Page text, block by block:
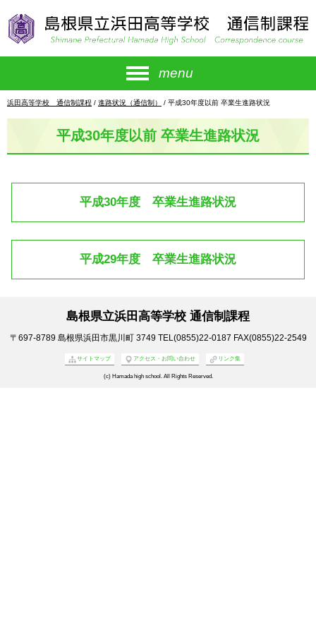
menu
現
浜田高等学校 通信制課程 / 進路状況（通信制） / 平成30年度以前 卒業生進路状況
平成30年度以前 卒業生進路状況
平成30年度 卒業生進路状況
平成29年度 卒業生進路状況
島根県立浜田高等学校 通信制課程
〒697-8789 島根県浜田市黒川町 3749 TEL(0855)22-0187 FAX(0855)22-2549
サイトマップ アクセス・お問い合わせ リンク集
(c) Hamada high school. All Rights Reserved.